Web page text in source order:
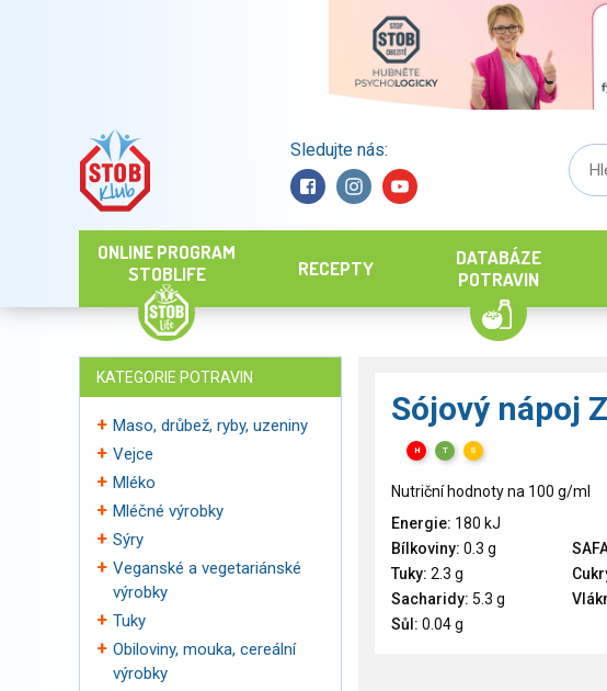
Sledujte nás:
ONLINE PROGRAM
STOBLIFE
RECEPTY
DATABÁZE
POTRAVIN
KATEGORIE POTRAVIN
Maso, drůbež, ryby, uzeniny
Vejce
Mléko
Mléčné výrobky
Sýry
Veganské a vegetariánské
výrobky
Tuky
Obiloviny, mouka, cereální
výrobky
Sójový nápoj
H T S
Nutriční hodnoty na 100 g/ml
Energie: 180 kJ
Bílkoviny: 0.3 g
Tuky: 2.3 g
Sacharidy: 5.3 g
Sůl: 0.04 g